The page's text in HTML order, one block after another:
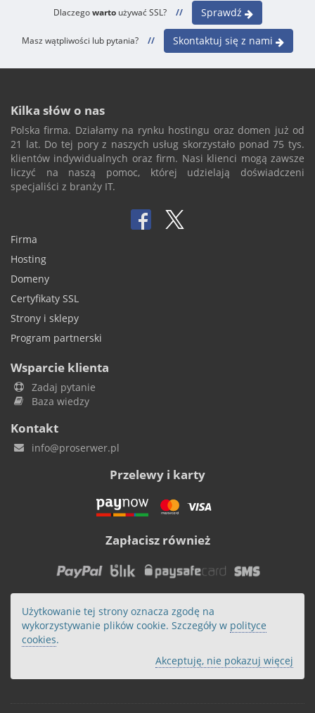
Dlaczegowartoużywać SSL? // Sprawdź
Masz wątpliwości lub pytania? // Skontaktuj się z nami
Kilka słów o nas
Polska firma. Działamy na rynku hostingu oraz domen już od
21 lat. Do tej pory z naszych usług skorzystało ponad 75 tys.
klientów indywidualnych oraz firm. Nasi klienci mogą zawsze
liczyć na naszą pomoc, której udzielają doświadczeni
specjaliści z branży IT.
Firma
Hosting
Domeny
Certyfikaty SSL
Strony i sklepy
Program partnerski
Wsparcie klienta
Zadaj pytanie
Baza wiedzy
Kontakt
info@proserwer.pl
Przelewy i karty
Zapłacisz również
Użytkowanie tej strony oznacza zgodę na
wykorzystywanie plików cookie. Szczegóły w polityce
cookies.
Akceptuję, nie pokazuj więcej